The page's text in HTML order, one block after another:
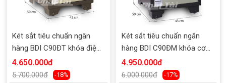
Két sắt tiêu chuẩn ngân
hàng BDI C90ĐT khóa điện
tử
4.650.000đ
5.700.000đ -18%
Két sắt tiêu chuẩn ngân
hàng BDI C90ĐM khóa cơ
đổi mã
4.950.000đ
6.000.000đ -17%